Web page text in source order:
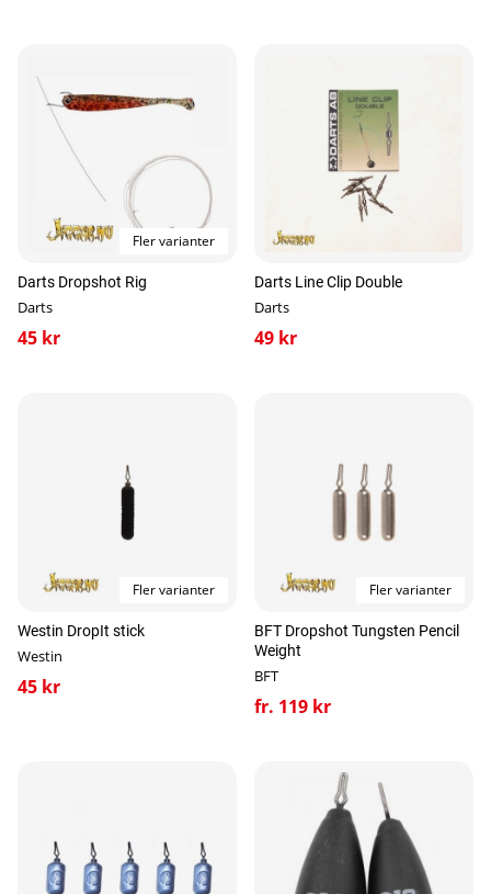
Fler varianter
Darts Dropshot Rig
Darts
45 kr
Darts Line Clip Double
Darts
49 kr
Fler varianter
Westin DropIt stick
Westin
45 kr
Fler varianter
BFT Dropshot Tungsten Pencil
Weight
BFT
fr. 119 kr